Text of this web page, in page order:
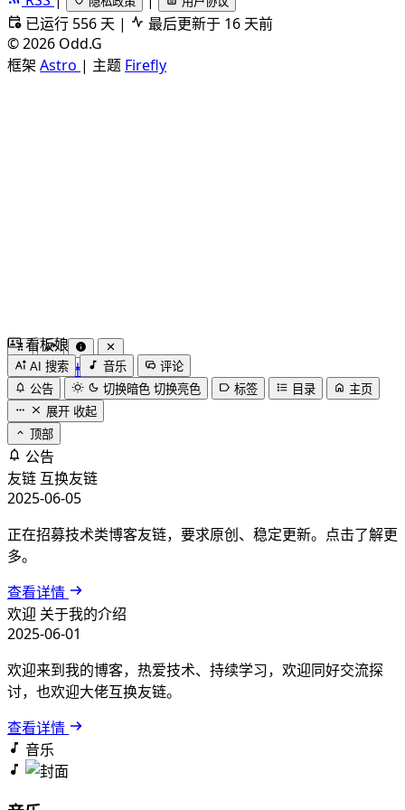
已运行 556 天 |
最后更新于 16 天前
©2026 Odd.G
框架 Astro | 主题 Firefly
by 木果阿木果
看板娘
AI 搜索 音乐
评论
公告
切换暗色 切换亮色 标签 目录
主页
展开 收起
顶部
公告
友链 互换友链
2025-06-05
正在招募技术类博客友链，要求原创、稳定更新。点击了解更
多。
查看详情
欢迎 关于我的介绍
2025-06-01
欢迎来到我的博客，热爱技术、持续学习，欢迎同好交流探
讨，也欢迎大佬互换友链。
查看详情
音乐